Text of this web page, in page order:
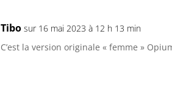
Tibo sur 16 mai 2023 à 12 h 13 min
C’est la version originale « femme »